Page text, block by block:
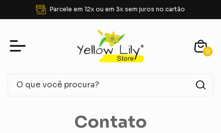
Parcele em 12x ou em 3x sem juros no cartão
0
Contato